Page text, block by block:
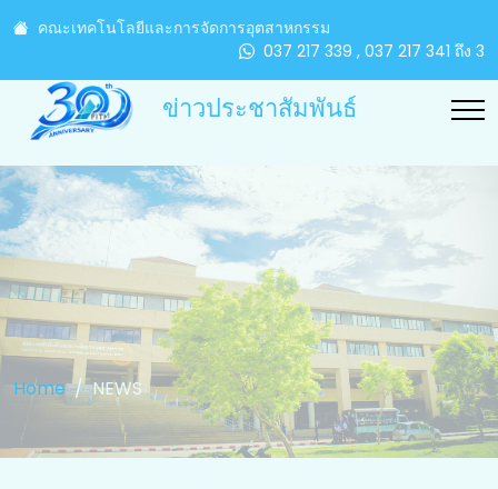
คณะเทคโนโลยีและการจัดการอุตสาหกรรม
037 217 339 , 037 217 341 ถึง 3
ข่าวประชาสัมพันธ์
Home NEWS